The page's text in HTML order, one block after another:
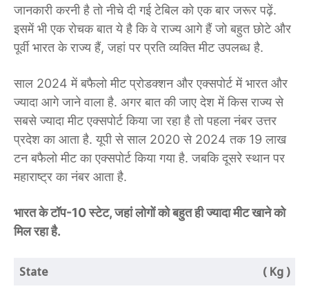
जानकारी करनी है तो नीचे दी गई टेबिल को एक बार जरूर पढ़ें.
इसमें भी एक रोचक बात ये है कि वे राज्य आगे हैं जो बहुत छोटे और
पूर्वी भारत के राज्य हैं, जहां पर प्रति व्यक्ति मीट उपलब्ध है.
साल 2024 में बफैलो मीट प्रोडक्शन और एक्सपोर्ट में भारत और
ज्यादा आगे जाने वाला है. अगर बात की जाए देश में किस राज्य से
सबसे ज्यादा मीट एक्सपोर्ट किया जा रहा है तो पहला नंबर उत्तर
प्रदेश का आता है. यूपी से साल 2020 से 2024 तक 19 लाख
टन बफैलो मीट का एक्सपोर्ट किया गया है. जबकि दूसरे स्थान पर
महाराष्ट्र का नंबर आता है.
भारत के टॉप-10 स्टेट, जहां लोगों को बहुत ही ज्यादा मीट खाने को
मिल रहा है.
State
( Kg )